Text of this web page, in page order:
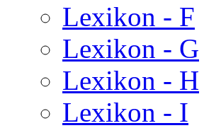
Lexikon - F
Lexikon - G
Lexikon - H
Lexikon - I